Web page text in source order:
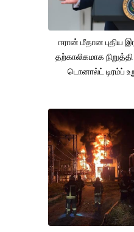
ஈரான் மீதான புதிய
தற்காலிகமாக
டொனால்ட் டிரம்ப்